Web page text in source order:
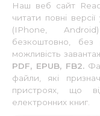
Наш веб сайт
читати повні
(IPhone,
безкоштовно,
можливість
PDF, EPUB, FB2.
файли, які
пристроях, що
електронних книг.